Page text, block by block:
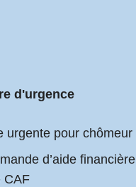
d'urgence
urgente pour chômeur
d’aide financière
CAF